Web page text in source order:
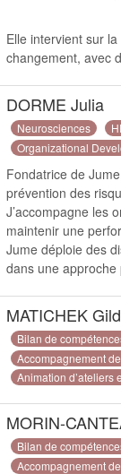
Elle intervient sur
changement, avec
DORME Julia
Neurosciences
Organizational
Fondatrice de
prévention des
J’accompagne les
maintenir une
Jume déploie des
dans une
MATICHEK
Bilan de
Accompagnement
Animation d’ateliers
MORIN-
Bilan de
Accompagnement